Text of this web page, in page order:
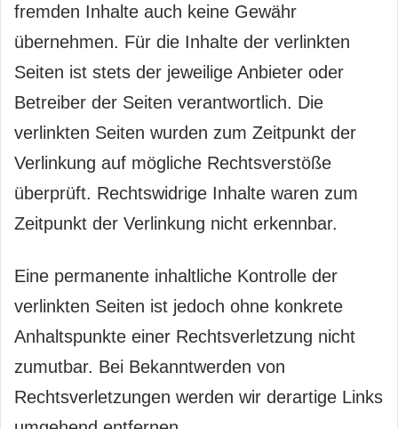
fremden Inhalte auch keine Gewähr
übernehmen. Für die Inhalte der verlinkten
Seiten ist stets der jeweilige Anbieter oder
Betreiber der Seiten verantwortlich. Die
verlinkten Seiten wurden zum Zeitpunkt der
Verlinkung auf mögliche Rechtsverstöße
überprüft. Rechtswidrige Inhalte waren zum
Zeitpunkt der Verlinkung nicht erkennbar.
Eine permanente inhaltliche Kontrolle der
verlinkten Seiten ist jedoch ohne konkrete
Anhaltspunkte einer Rechtsverletzung nicht
zumutbar. Bei Bekanntwerden von
Rechtsverletzungen werden wir derartige Links